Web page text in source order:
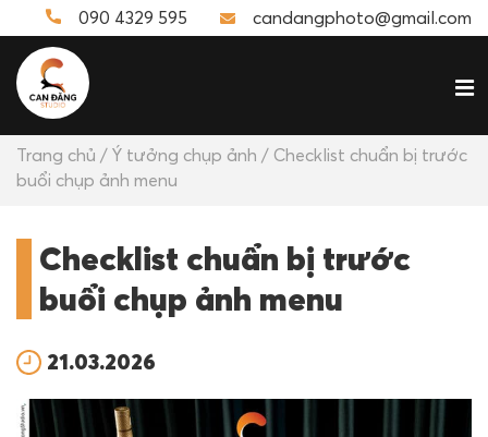
090 4329 595 candangphoto@gmail.com
Trang chủ / Ý tưởng chụp ảnh / Checklist chuẩn bị trước
buổi chụp ảnh menu
Checklist chuẩn bị trước
buổi chụp ảnh menu
21.03.2026